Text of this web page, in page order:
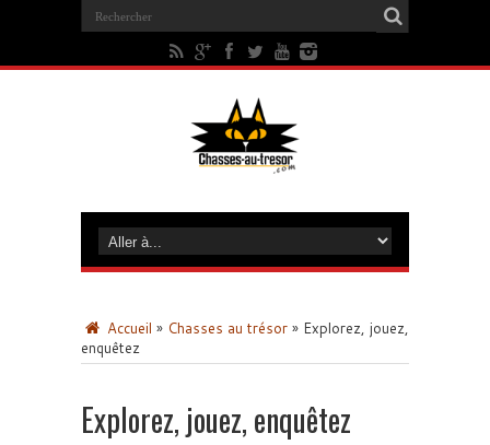
Accueil » Chasses au trésor » Explorez, jouez,
enquêtez
Explorez, jouez, enquêtez